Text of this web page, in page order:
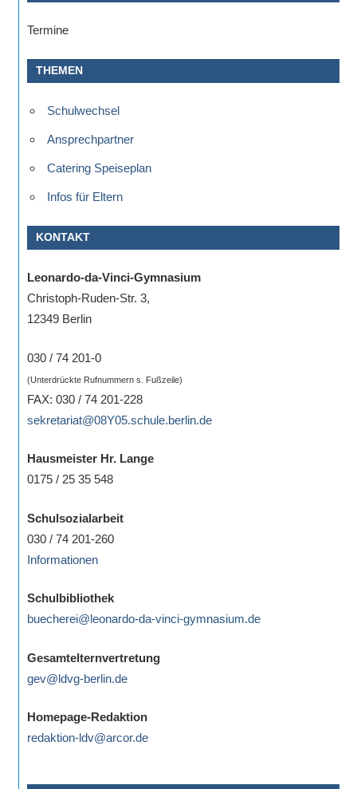
Schülerinnen
Schüler
sind
Sie
eine
nicht
finden,
stehen
Ende
jeder
Seite
verschiedene
Termine
THEMEN
Schulwechsel
Ansprechpartner
Catering Speiseplan
Infos für Eltern
KONTAKT
Leonardo-da-Vinci-Gymnasium
Christoph-Ruden-Str. 3,
12349 Berlin
030 / 74 201-0
(Unterdrückte Rufnummern s. Fußzeile)
FAX: 030 / 74 201-228
sekretariat@08Y05.schule.berlin.de
Hausmeister Hr. Lange
0175 / 25 35 548
Schulsozialarbeit
030 / 74 201-260
Informationen
Schulbibliothek
buecherei@leonardo-da-vinci-gymnasium.de
Gesamtelternvertretung
gev@ldvg-berlin.de
Homepage-Redaktion
redaktion-ldv@arcor.de